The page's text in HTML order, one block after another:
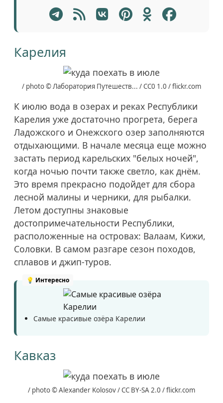
Карелия
/ photo © Лаборатория Путешеств... / CC0 1.0 / flickr.com
К июлю вода в озерах и реках Республики
Карелия уже достаточно прогрета, берега
Ладожского и Онежского озер заполняются
отдыхающими. В начале месяца еще можно
застать период карельских "белых ночей",
когда ночью почти также светло, как днём.
Это время прекрасно подойдет для сбора
лесной малины и черники, для рыбалки.
Летом доступны знаковые
достопримечательности Республики,
расположенные на островах: Валаам, Кижи,
Соловки. В самом разгаре сезон походов,
сплавов и джип-туров.
Самые красивые озёра Карелии
Кавказ
/ photo © Alexander Kolosov / CC BY-SA 2.0 / flickr.com